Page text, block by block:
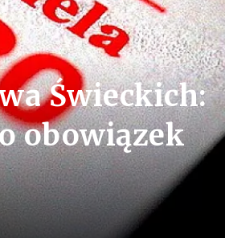
Świeckich:
obowiązek